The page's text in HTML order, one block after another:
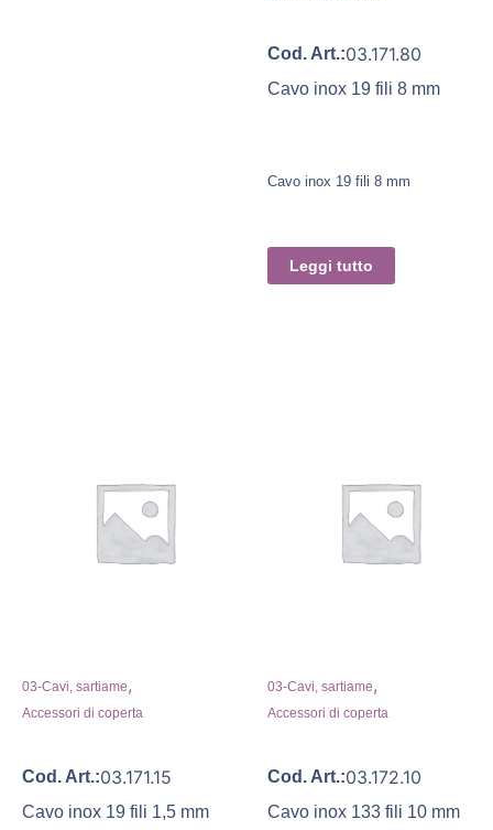
Cod. Art.:03.171.80
Cavo inox 19 fili 8 mm
Cavo inox 19 fili 8 mm
Leggi tutto
03-Cavi, sartiame,
Accessori di coperta
Cod. Art.:03.171.15
Cavo inox 19 fili 1,5 mm
03-Cavi, sartiame,
Accessori di coperta
Cod. Art.:03.172.10
Cavo inox 133 fili 10 mm